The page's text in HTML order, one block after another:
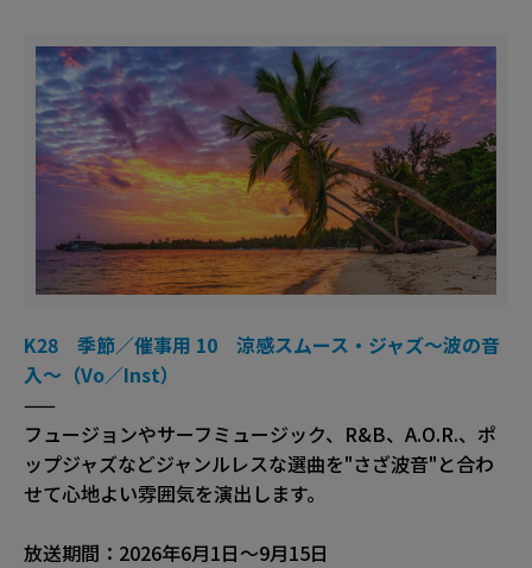
K28 季節／催事用 10 涼感スムース・ジャズ～波の音
入～（Vo／Inst）
——
フュージョンやサーフミュージック、R&B、A.O.R.、ポ
ップジャズなどジャンルレスな選曲を"さざ波音"と合わ
せて心地よい雰囲気を演出します。
放送期間：2026年6月1日～9月15日